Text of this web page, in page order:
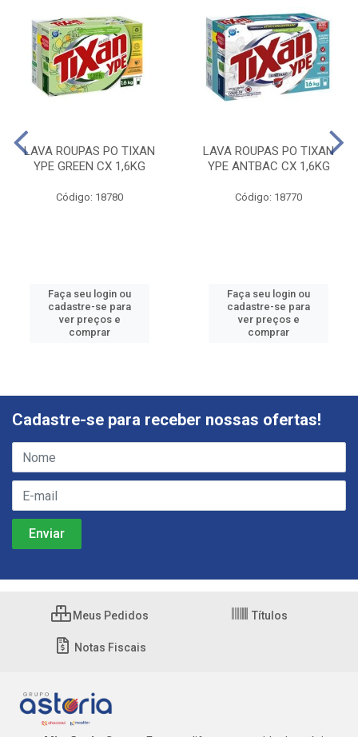
LAVA ROUPAS PO TIXAN
YPE GREEN CX 1,6KG
Código: 18780
Faça seu login ou
cadastre-se para
ver preços e
comprar
LAVA ROUPAS PO TIXAN
YPE ANTBAC CX 1,6KG
Código: 18770
Faça seu login ou
cadastre-se para
ver preços e
comprar
Cadastre-se para receber nossas ofertas!
Meus Pedidos Títulos
Notas Fiscais